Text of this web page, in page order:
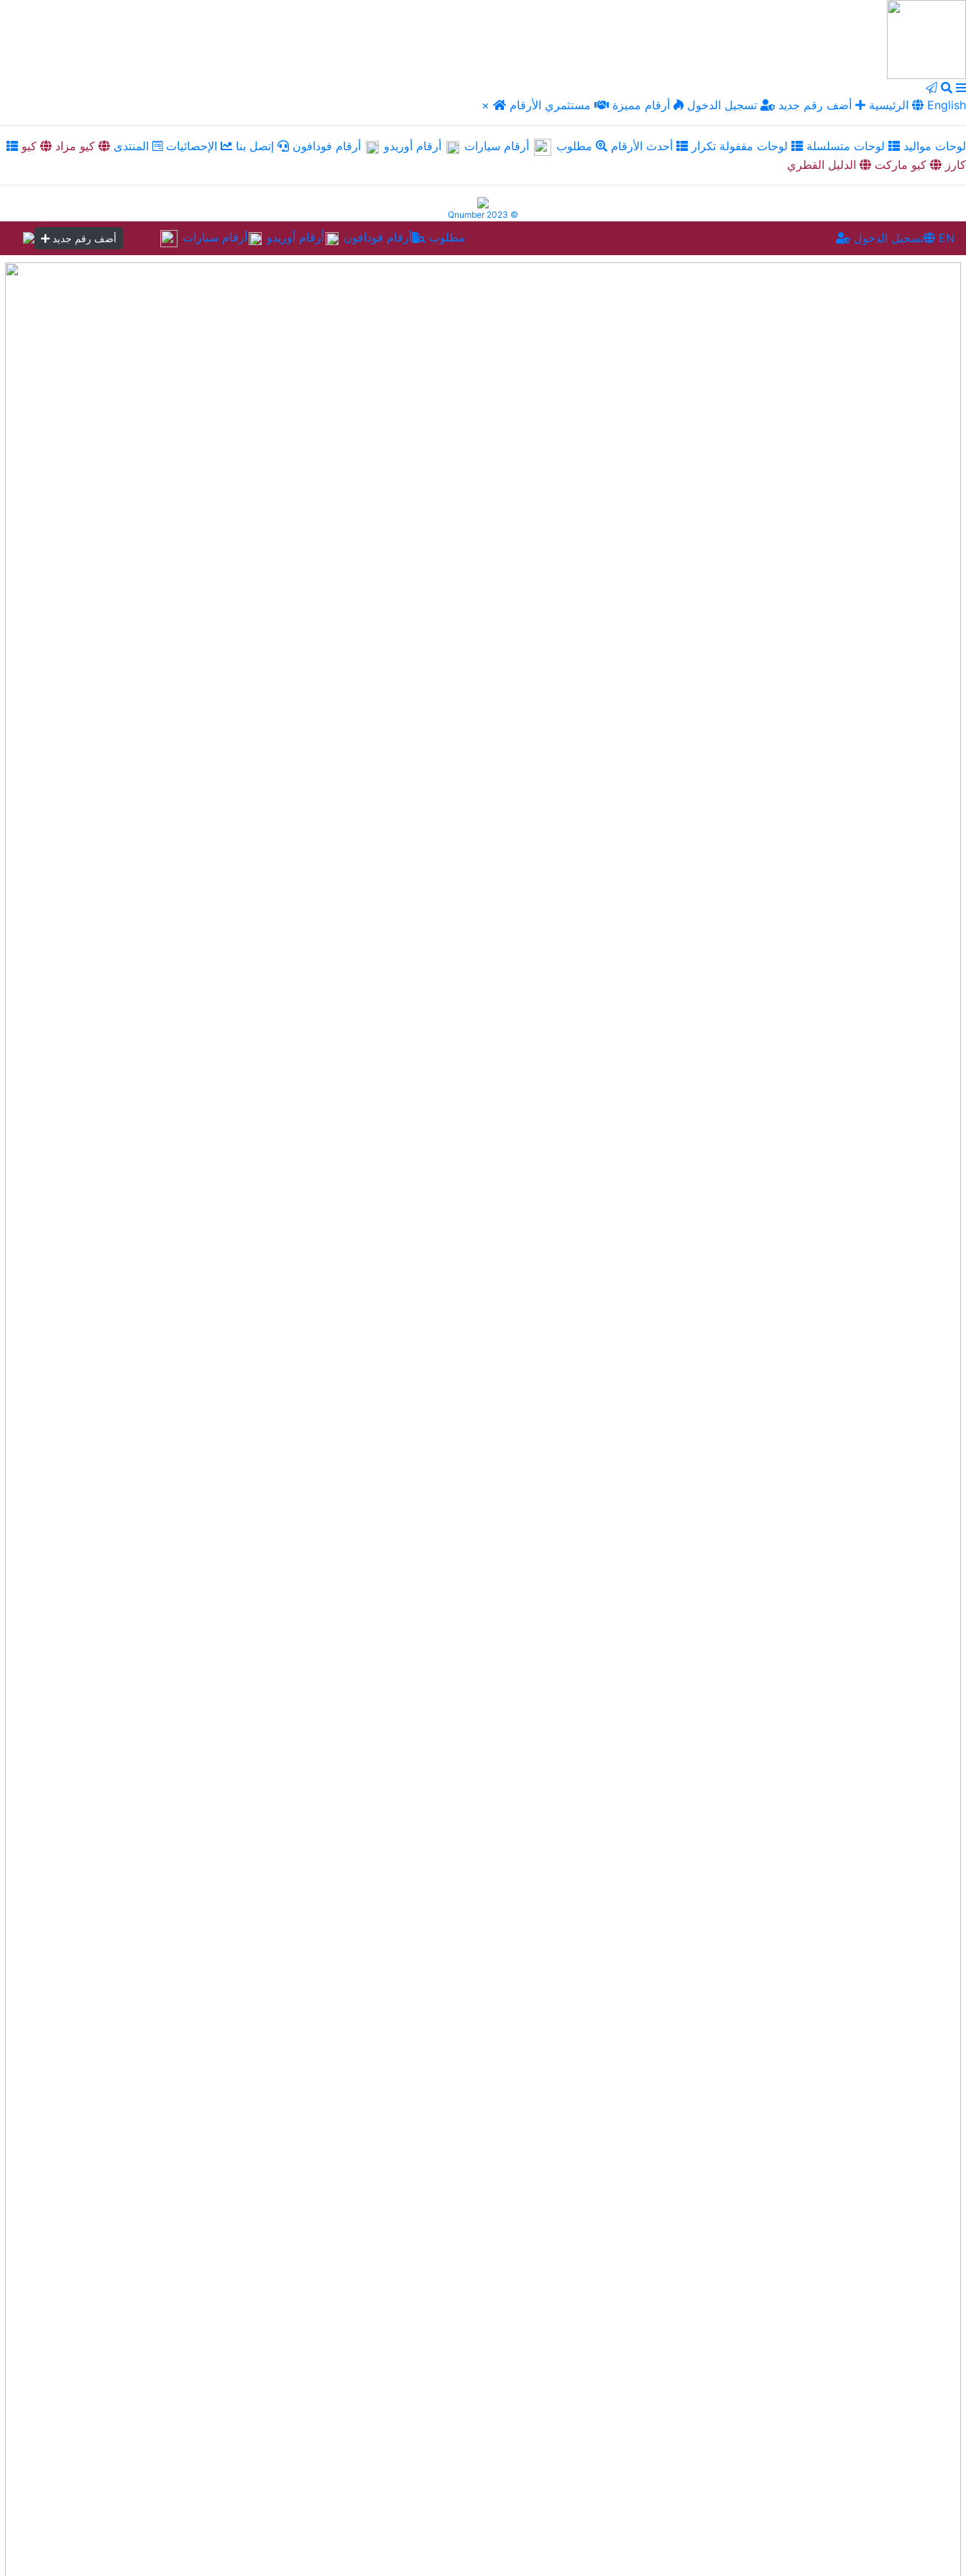
× الرئيسية أضف رقم جديد تسجيل الدخول أرقام مميزة مستثمري الأرقام English
لوحات مواليد لوحات متسلسلة لوحات مقفولة تكرار أحدث الأرقام مطلوب أرقام سيارات أرقام أوريدو أرقام فودافون إتصل بنا الإحصائيات المنتدى كيو مزاد
كيو
كارز
كيو ماركت الدليل القطري
Qnumber 2023 ©
أضف رقم جديد أرقام سيارات أرقام أوريدو أرقام فودافون مطلوب تسجيل الدخول EN